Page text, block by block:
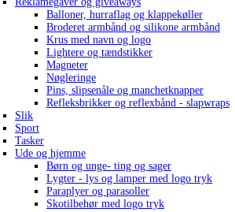
Balloner, hurraflag og klappekøller
Broderet armbånd og silikone armbånd
Krus med navn og logo
Lightere og tændstikker
Magneter
Nøgleringe
Pins, slipsenåle og manchetknapper
Refleksbrikker og reflexbånd - slapwraps
Slik
Sport
Tasker
Ude og hjemme
Børn og unge- ting og sager
Lygter - lys og lamper med logo tryk
Paraplyer og parasoller
Skotilbehør med logo tryk